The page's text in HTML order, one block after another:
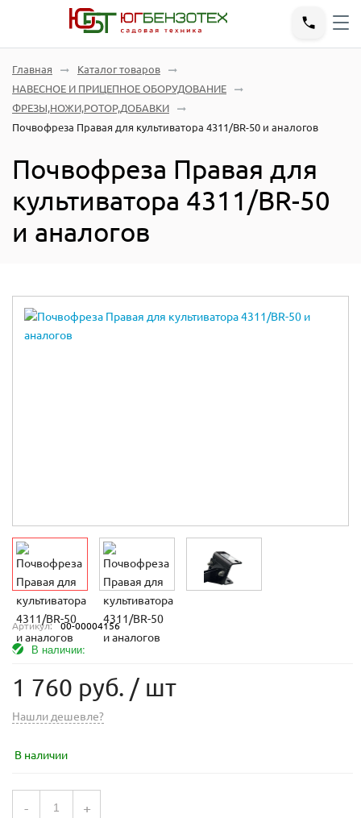
Главная
Каталог товаров
НАВЕСНОЕ И ПРИЦЕПНОЕ ОБОРУДОВАНИЕ
ФРЕЗЫ,НОЖИ,РОТОР,ДОБАВКИ
Почвофреза Правая для культиватора 4311/BR-50 и аналогов
Почвофреза Правая для
культиватора 4311/BR-50
и аналогов
Артикул: 00-00004156
В наличии:
1 760 руб. / шт
Нашли дешевле?
В наличии
- +